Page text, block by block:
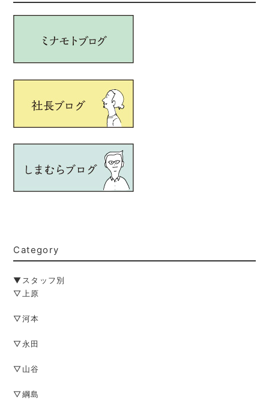
Category
▼スタッフ別
▽上原
▽河本
▽永田
▽山谷
▽綱島